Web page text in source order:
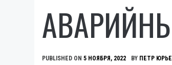
PUBLISHED ON 5 НОЯБРЯ, 2022 BY ПЕТР